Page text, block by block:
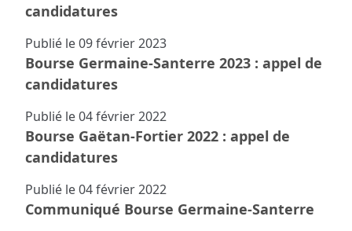
candidatures
Publié le09 février 2023
Bourse Germaine-Santerre 2023 : appel de
candidatures
Publié le04 février 2022
Bourse Gaëtan-Fortier 2022 : appel de
candidatures
Publié le04 février 2022
Communiqué Bourse Germaine-Santerre